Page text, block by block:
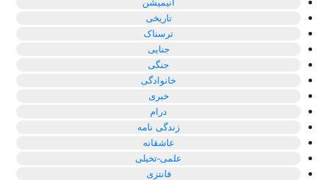
انیمیشن
تاریخی
ترسناک
جنایی
جنگی
خانوادگی
خبری
درام
زندگی نامه
عاشقانه
علمی-تخیلی
فانتزی